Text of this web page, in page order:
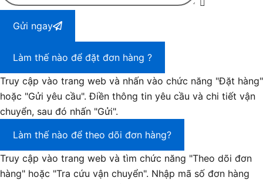
Gửi ngay
Làm thế nào để đặt đơn hàng ?
Truy cập vào trang web và nhấn vào chức năng "Đặt hàng"
hoặc "Gửi yêu cầu". Điền thông tin yêu cầu và chi tiết vận
chuyển, sau đó nhấn "Gửi".
Làm thế nào để theo dõi đơn hàng?
Truy cập vào trang web và tìm chức năng "Theo dõi đơn
hàng" hoặc "Tra cứu vận chuyển". Nhập mã số đơn hàng